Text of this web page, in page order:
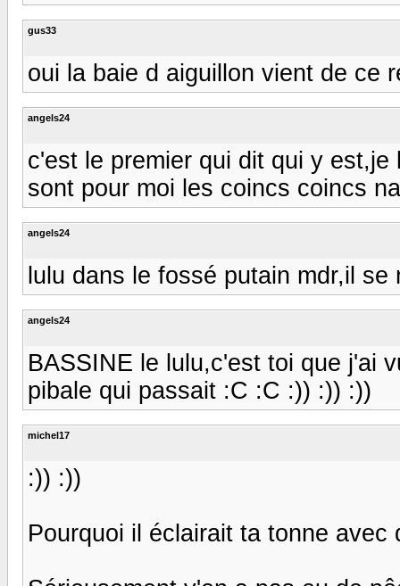
gus33
oui la baie d aiguillon vient de ce
angels24
c'est le premier qui dit qui y
sont pour moi les coincs coincs
angels24
lulu dans le fossé putain mdr,il se
angels24
BASSINE le lulu,c'est toi que j'ai
pibale qui passait :C :C :)) :)) :))
michel17
:)) :))
Pourquoi il éclairait ta tonne